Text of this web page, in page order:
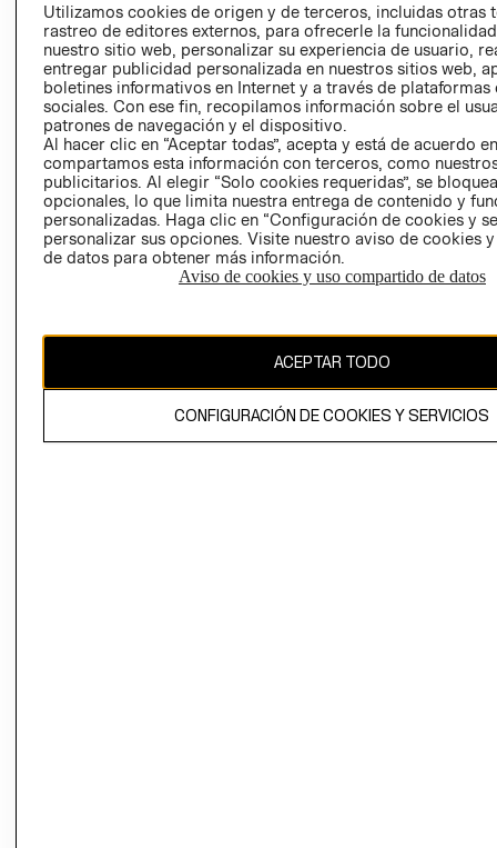
AVISO DE
PRIVACIDAD
GIFT CARD
AVISO DE
El contenido de esta página web está protegido por copyright y es
Utilizamos cookies de origen y de terceros, incluidas otras
rastreo de editores externos, para ofrecerle la
nuestro sitio web, personalizar su experiencia de usuario,
entregar publicidad personalizada en nuestros sitios web,
boletines informativos en Internet y a través de plataformas
sociales. Con ese fin, recopilamos información sobre el
patrones de navegación y el dispositivo.
Al hacer clic en “Aceptar todas”, acepta y está de acuerdo
compartamos esta información con terceros, como
publicitarios. Al elegir “Solo cookies requeridas”, se
opcionales, lo que limita nuestra entrega de contenido y
personalizadas. Haga clic en “Configuración de cookies y
personalizar sus opciones. Visite nuestro aviso de cookies
de datos para obtener más información.
Aviso de cookies y uso compartido de datos
ACEPTAR TODO
CONFIGURACIÓN DE COOKIES Y SERVICIOS